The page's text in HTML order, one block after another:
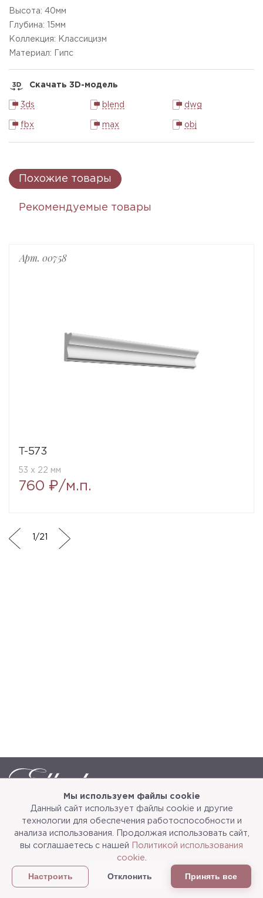
Мы используем файлы cookie
Данный сайт использует файлы cookie и другие
технологии для обеспечения работоспособности и
анализа использования. Продолжая использовать сайт,
вы соглашаетесь с нашей
Политикой использования
cookie
Настроить Отклонить Принять все
Высота: 40мм
Глубина:
15мм
Коллекция: Классицизм
Материал: Гипс
Скачать 3D-модель
3ds blend dwg
fbx max obj
Похожие товары
Рекомендуемые товары
Арт. 00758
T-573
53 x 22 мм
760 ₽/м.п.
/21
Каталог О компании
3d-тур
Сотрудничество Доставка и упаковка
Политика конфиденциальности